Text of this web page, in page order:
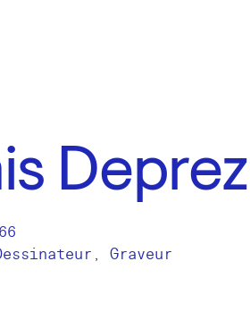
Deprez
Graveur